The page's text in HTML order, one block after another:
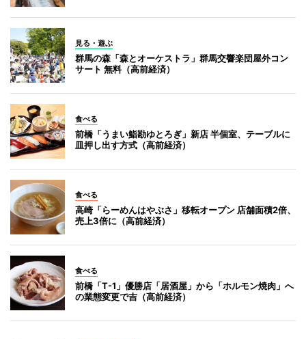
見る・遊ぶ
群馬の森「森とオーケストラ」群馬交響楽団屋外コン
サート 無料（高前経済）
食べる
前橋「うまい鮨勘ゆとろぎ」新店 半個室、テーブルに
皿押し出す方式（高前経済）
食べる
高崎「らーめんはやぶさ」移転オープン 店舗面積2倍、
売上3倍に（高前経済）
食べる
前橋「T-1」優勝店「居酒屋」から「ホルモン焼肉」へ
の業態変更で吉（高前経済）